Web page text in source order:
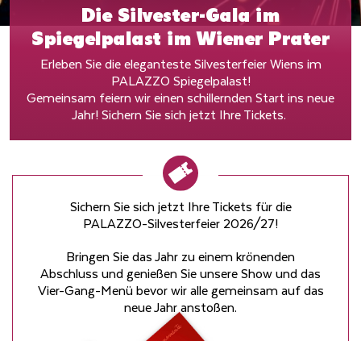
Die Silvester-Gala im
Spiegelpalast im Wiener Prater
Erleben Sie die eleganteste Silvesterfeier Wiens im
PALAZZO Spiegelpalast!
Gemeinsam feiern wir einen schillernden Start ins neue
Jahr! Sichern Sie sich jetzt Ihre Tickets.
Sichern Sie sich jetzt Ihre Tickets für die
PALAZZO-Silvesterfeier 2026/27!
Bringen Sie das Jahr zu einem krönenden
Abschluss und genießen Sie unsere Show und das
Vier-Gang-Menü bevor wir alle gemeinsam auf das
neue Jahr anstoßen.